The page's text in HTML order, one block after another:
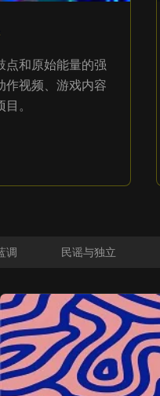
点和原始能量的强
作视频、游戏内容
。
调 民谣与独立